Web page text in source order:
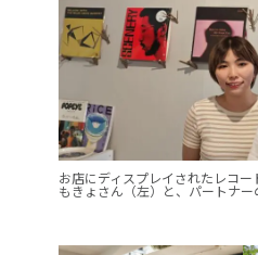
お店にディスプレイされたレコ
もきょさん（左）と、パートナー